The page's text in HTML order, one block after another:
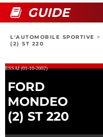
BOUTIQUE
GUIDE
L'AUTOMOBILE SPORTIVE >
(2) ST 220
ESSAI (01-10-2002)
FORD
MONDEO
(2) ST 220